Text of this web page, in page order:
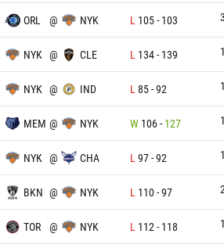
ORL @ NYK L 105- 103
NYK @ CLE L 134- 139
NYK @ IND L 85-92
MEM @ NYK W 106- 127
NYK @ CHA L 97-92
BKN @ NYK L 110-97
TOR @ NYK L 112 - 118